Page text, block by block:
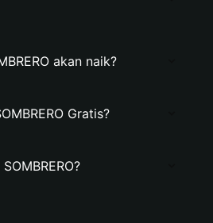
akan naik?
Gratis?